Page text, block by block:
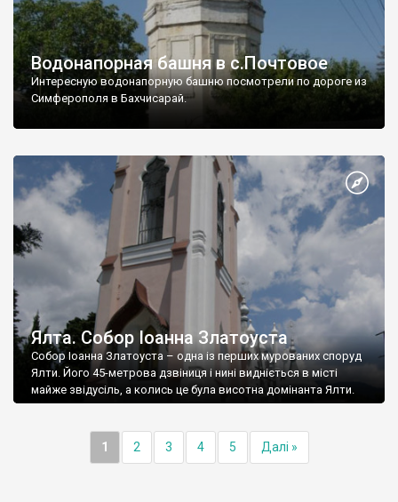
Водонапорная башня в с.Почтовое
Интересную водонапорную башню посмотрели по дороге из
Симферополя в Бахчисарай.
Ялта. Собор Іоанна Златоуста
Собор Іоанна Златоуста – одна із перших мурованих споруд
Ялти. Його 45-метрова дзвіниця і нині видніється в місті
майже звідусіль, а колись це була висотна домінанта Ялти.
1 2 3 4 5 Далі »